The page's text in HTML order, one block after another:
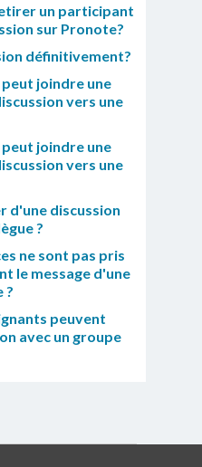
un participant
sur Pronote?
définitivement?
joindre une
vers une
joindre une
vers une
d'une discussion
?
ne sont pas pris
le message d'une
?
peuvent
avec un groupe